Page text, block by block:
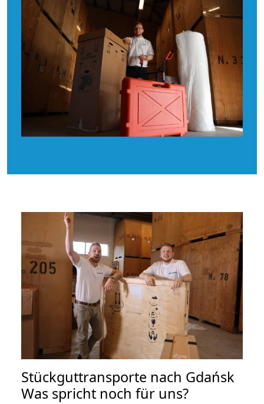
Stückguttransporte nach Gdańsk
Was spricht noch für uns?